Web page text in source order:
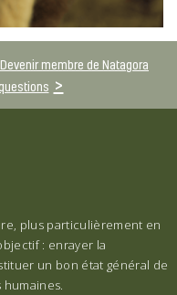
Devenir membre de Natagora
plus particulièrement en
: enrayer la
un bon état général de